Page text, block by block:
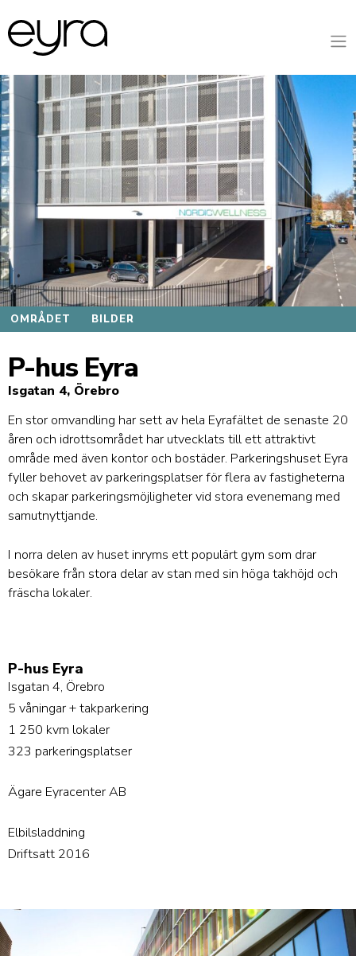
OMRÅDET BILDER
P-hus Eyra
Isgatan 4, Örebro
En stor omvandling har sett av hela Eyrafältet de senaste 20
åren och idrottsområdet har utvecklats till ett attraktivt
område med även kontor och bostäder. Parkeringshuset Eyra
fyller behovet av parkeringsplatser för flera av fastigheterna
och skapar parkeringsmöjligheter vid stora evenemang med
samutnyttjande.
I norra delen av huset inryms ett populärt gym som drar
besökare från stora delar av stan med sin höga takhöjd och
fräscha lokaler.
P-hus Eyra
Isgatan 4, Örebro
5 våningar + takparkering
1 250 kvm lokaler
323 parkeringsplatser
Ägare Eyracenter AB
Elbilsladdning
Driftsatt 2016